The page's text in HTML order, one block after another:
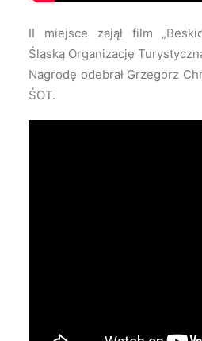
II miejsce zajął film
Śląską Organizację
Nagrodę odebrał Grzegorz
ŚOT.